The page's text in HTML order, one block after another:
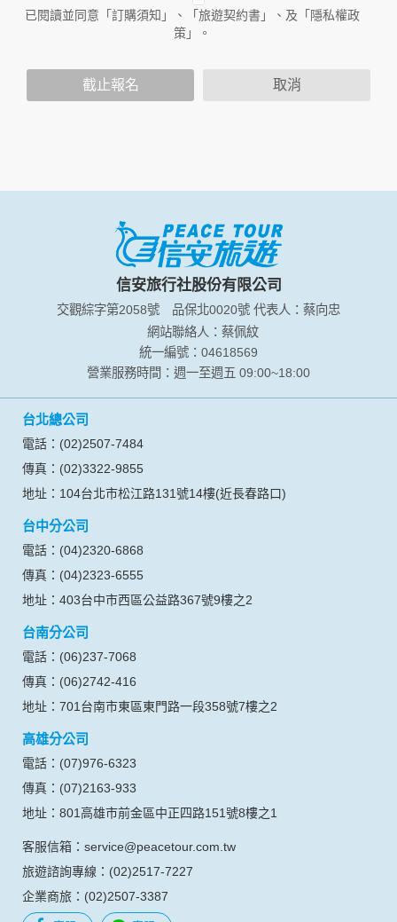
人員。例如您透過本公司旗下網站上的廣告廠商連結，這些置
放連結的廠商也可能蒐集您個人的資料。對於您主動提供的個
人資訊，這些廣告廠商或連結網站有其個別的隱私權保護政
您個人在本網站上的聊天室或討論區中任意公開個人資料的行
個人的資料，其範圍如下：
您所提供的姓名、電子郵件地址、聯絡方式及使用時間等。
於一般瀏覽時，伺服器會自行記錄相關行徑，包括您使用連線
設備的 IP 位址、使用時間、使用的瀏覽器、瀏覽及點選資料記
錄等，做為我們增進網站服務的參考依據，此記錄為內部應
用，決不對外公布。
為提供精確的服務，我們會將收集的問卷調查內容進行統計與
分析，分析結果之統計數據或說明文字呈現，除供內部研究
外，我們會視需要公佈統計數據及說明文字，但不涉及特定個
人之資料。
的個人資料揭露予第三人或使用於蒐集目的以外之其他用途。
在您於本網站註冊帳號、使用本網站相關產品、服務、活動或
贈獎時，本網站會收集您的個人識別資料，本網站也可以從商
業夥伴處取得個人資料。
當客戶在本網站註冊時，我們會取得您的姓名、電話、住址、
身份證字號、電子郵件、出生日期、性別、行業等相關資料，
料。註冊時，本網站取得您的姓名、電話、住址、身份證字
號、電子郵件、出生日期、性別、行業等相關資料，當您註冊
成功，並登入使用我們的服務後，本網站即取得您的資料。
其他除了上述，會保留您在上網瀏覽或查詢時，伺服器自行產
生的相關記錄，包括您使用連線設備的 IP 位址、使用時間、使
的瀏覽器予以標示，歸納使用者瀏覽器在本網站內部所瀏覽的
網頁，除非您願意告知您的個人資料，否則本網站不會也無法
將此項記錄和您對應。請您注意，在本網站網刊登廣告之廠
商，或與連結本網站，也可能蒐集您個人的資料。對於您主動
提供的個人資訊，這些廣告廠商、或連結網站有其個別的私權
公司不負任何連帶責任。
本網站將在事前或註冊登錄取得您的同意後，傳送商業性資料
或電子郵件給您。本公司除了在該資料或電子郵件上註明是由
本公司發送，也會在該資料或電子郵件上提供您能隨時停止接
收這些資料或電子郵件的方法及說明。
資料使用:
本公司不會向任何人出售或出借您的個人識別資料。
資料：
已閱讀並同意「訂購須知」、「旅遊契約書」、及「隱私權政
策」。
截止報名 取消
信安旅行社股份有限公司
交觀綜字第2058號 品保北0020號 代表人：蔡向忠
網站聯絡人：蔡佩紋
統一編號：04618569
營業服務時間：週一至週五 09:00~18:00
台北總公司
電話：(02)2507-7484
傳真：(02)3322-9855
地址：104台北市松江路131號14樓(近長春路口)
台中分公司
電話：(04)2320-6868
傳真：(04)2323-6555
地址：403台中市西區公益路367號9樓之2
台南分公司
電話：(06)237-7068
傳真：(06)2742-416
地址：701台南市東區東門路一段358號7樓之2
高雄分公司
電話：(07)976-6323
傳真：(07)2163-933
地址：801高雄市前金區中正四路151號8樓之1
客服信箱：service@peacetour.com.tw
旅遊諮詢專線：(02)2517-7227
企業商旅：(02)2507-3387